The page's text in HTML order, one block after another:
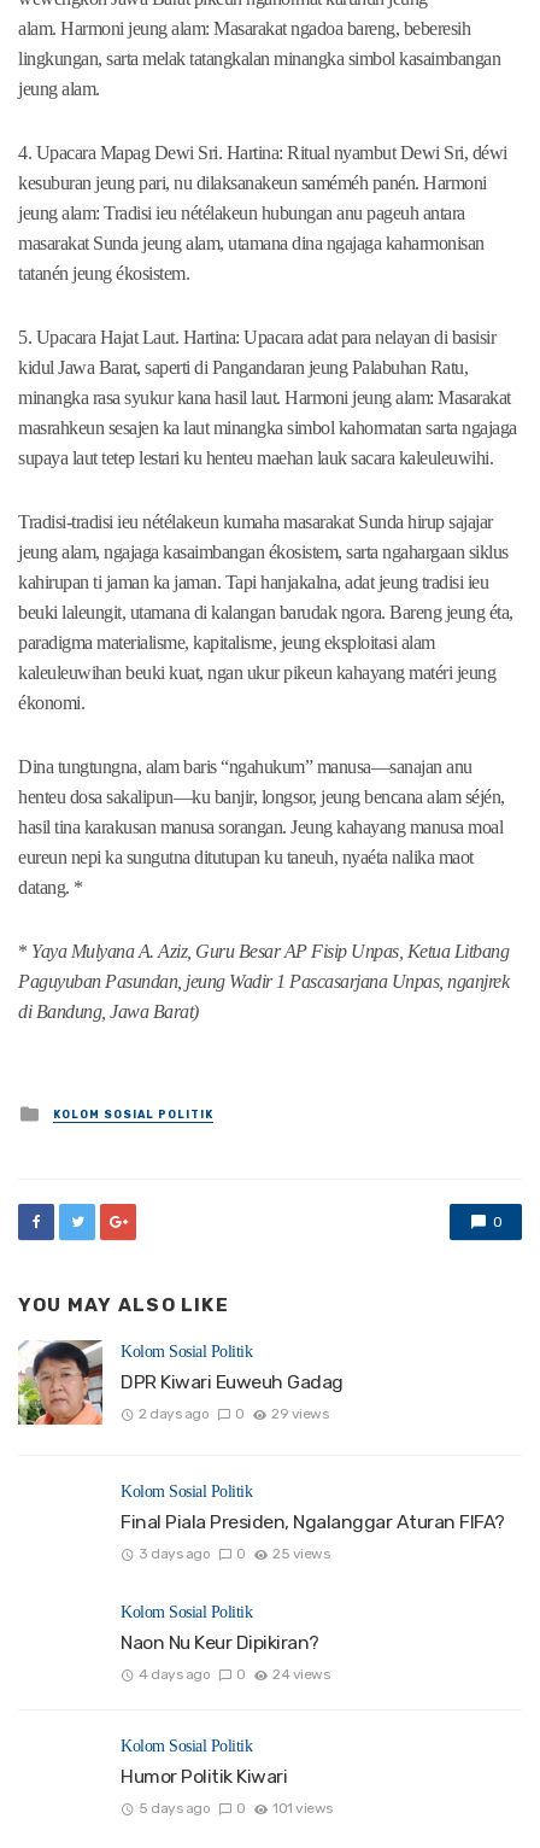
alam. Harmoni jeung alam: Masarakat ngadoa bareng, beberesih
lingkungan, sarta melak tatangkalan minangka simbol kasaimbangan
jeung alam.
4. Upacara Mapag Dewi Sri. Hartina: Ritual nyambut Dewi Sri, déwi
kesuburan jeung pari, nu dilaksanakeun saméméh panén. Harmoni
jeung alam: Tradisi ieu nétélakeun hubungan anu pageuh antara
masarakat Sunda jeung alam, utamana dina ngajaga kaharmonisan
tatanén jeung ékosistem.
5. Upacara Hajat Laut. Hartina: Upacara adat para nelayan di basisir
kidul Jawa Barat, saperti di Pangandaran jeung Palabuhan Ratu,
minangka rasa syukur kana hasil laut. Harmoni jeung alam: Masarakat
masrahkeun sesajen ka laut minangka simbol kahormatan sarta ngajaga
supaya laut tetep lestari ku henteu maehan lauk sacara kaleuleuwihi.
Tradisi-tradisi ieu nétélakeun kumaha masarakat Sunda hirup sajajar
jeung alam, ngajaga kasaimbangan ékosistem, sarta ngahargaan siklus
kahirupan ti jaman ka jaman. Tapi hanjakalna, adat jeung tradisi ieu
beuki laleungit, utamana di kalangan barudak ngora. Bareng jeung éta,
paradigma materialisme, kapitalisme, jeung eksploitasi alam
kaleuleuwihan beuki kuat, ngan ukur pikeun kahayang matéri jeung
ékonomi.
Dina tungtungna, alam baris “ngahukum” manusa—sanajan anu
henteu dosa sakalipun—ku banjir, longsor, jeung bencana alam séjén,
hasil tina karakusan manusa sorangan. Jeung kahayang manusa moal
eureun nepi ka sungutna ditutupan ku taneuh, nyaéta nalika maot
datang. *
* Yaya Mulyana A. Aziz, Guru Besar AP Fisip Unpas, Ketua Litbang
Paguyuban Pasundan, jeung Wadir 1 Pascasarjana Unpas, nganjrek
di Bandung, Jawa Barat)
Posted
KOLOM SOSIAL POLITIK
0
YOU MAY ALSO LIKE
Kolom Sosial Politik
DPR Kiwari Euweuh Gadag
2 days ago 0 29 views
Kolom Sosial Politik
Final Piala Presiden, Ngalanggar Aturan FIFA?
3 days ago 0 25 views
Kolom Sosial Politik
Naon Nu Keur Dipikiran?
4 days ago 0 24 views
Kolom Sosial Politik
Humor Politik Kiwari
5 days ago 0 101 views